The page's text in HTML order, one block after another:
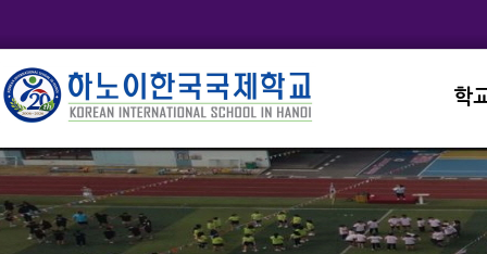
학
교
학
학